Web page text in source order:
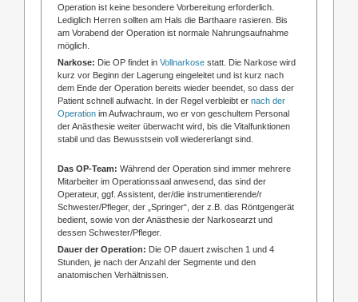
Operation ist keine besondere Vorbereitung erforderlich.
Lediglich Herren sollten am Hals die Barthaare rasieren. Bis
am Vorabend der Operation ist normale Nahrungsaufnahme
möglich.
Narkose: Die OP findet in Vollnarkosestatt. Die Narkose wird
kurz vor Beginn der Lagerung eingeleitet und ist kurz nach
dem Ende der Operation bereits wieder beendet, so dass der
Patient schnell aufwacht. In der Regel verbleibt er nach der
Operationim Aufwachraum, wo er von geschultem Personal
der Anästhesie weiter überwacht wird, bis die Vitalfunktionen
stabil und das Bewusstsein voll wiedererlangt sind.
Das OP-Team: Während der Operation sind immer mehrere
Mitarbeiter im Operationssaal anwesend, das sind der
Operateur, ggf. Assistent, der/die instrumentierende/r
Schwester/Pfleger, der „Springer“, der z.B. das Röntgengerät
bedient, sowie von der Anästhesie der Narkosearzt und
dessen Schwester/Pfleger.
Dauer der Operation: Die OP dauert zwischen 1 und 4
Stunden, je nach der Anzahl der Segmente und den
anatomischen Verhältnissen.